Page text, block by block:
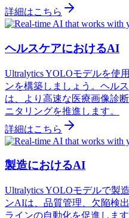
詳細はこちら
ヘルスケアにおけるAI
Ultralytics YOLOモデルを使
ンを構築しましょう。ヘル
は、より高速な医療画像診
ニタリングを推進します。
詳細はこちら
製造におけるAI
Ultralytics YOLOモデルで製
ンAIは、品質管理、欠陥検
ラインの自動化を促進します